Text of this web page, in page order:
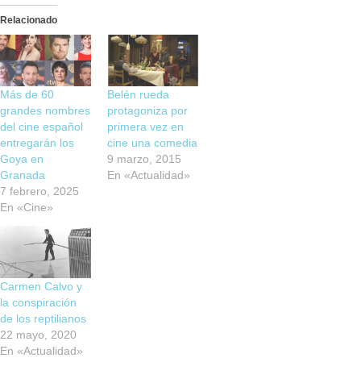
Relacionado
Más de 60
grandes nombres
del cine español
entregarán los
Goya en
Granada
7 febrero, 2025
En «Cine»
Belén rueda
protagoniza por
primera vez en
cine una comedia
9 marzo, 2015
En «Actualidad»
Carmen Calvo y
la conspiración
de los reptilianos
22 mayo, 2020
En «Actualidad»